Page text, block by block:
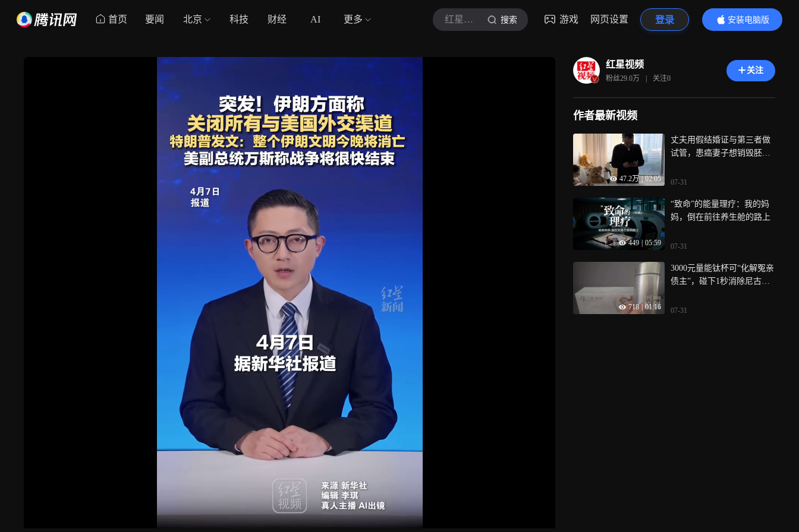
首页 要闻 北京 科技 财经 AI 更多 红星视频 搜索 游戏 网页设置 登录
安装电脑版
内容更精彩
红星视频
粉丝29.0万 | 关注0
关注
作者最新视频
47.2万 02:05
丈夫用假结婚证与第三者做
试管，患癌妻子想销毁胚胎
07-31
449 05:59
“致命”的能量理疗：我的妈
妈，倒在前往养生舱的路上
07-31
718 | 01:16
3000元量能钛杯可“化解冤亲
债主”，碰下1秒消除尼古
学骗局
07-31